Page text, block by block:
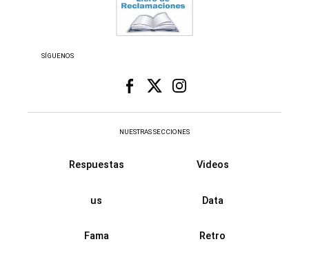
SÍGUENOS
NUESTRAS SECCIONES
Respuestas Videos
us Data
Fama Retro